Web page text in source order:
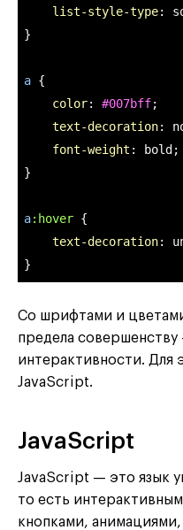
list-style-type:
}
a {
color: #007bff;
text-decoration:
font-weight : bold;
}
a:hover {
text-decoration:
}
Со шрифтами и
предела
интерактивности. Для
JavaScript.
JavaScript
JavaScript — это язык
то есть
кнопками,